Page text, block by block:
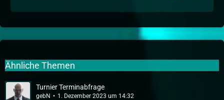
Ähnliche Themen
Turnier Terminabfrage
gebN
1. Dezember 2023 um 14:32